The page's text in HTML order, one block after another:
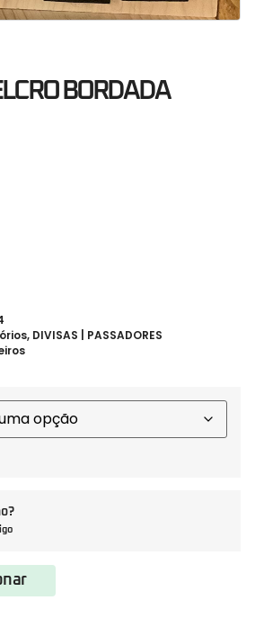
BORDADA
, DIVISAS | PASSADORES